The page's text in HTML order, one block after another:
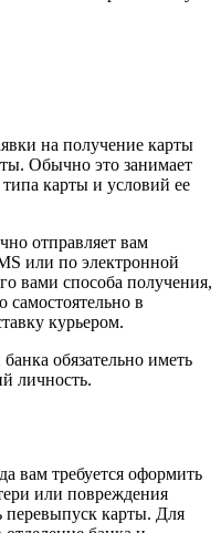
на получение карты
Обычно это занимает
карты и условий ее
отправляет вам
или по электронной
вами способа получения,
самостоятельно в
курьером.
обязательно иметь
личность.
вам требуется оформить
или повреждения
перевыпуск карты. Для